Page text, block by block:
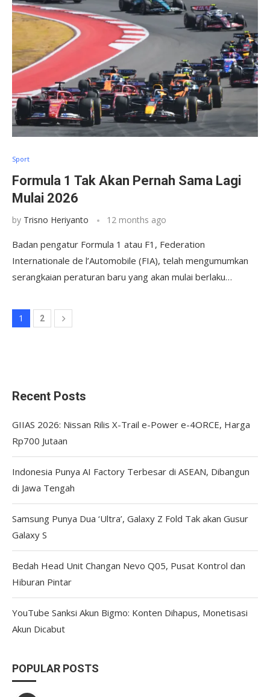
Sport
Formula 1 Tak Akan Pernah Sama Lagi
Mulai 2026
by Trisno Heriyanto 12 months ago
Badan pengatur Formula 1 atau F1, Federation
Internationale de l’Automobile (FIA), telah mengumumkan
serangkaian peraturan baru yang akan mulai berlaku…
1 2
Recent Posts
GIIAS 2026: Nissan Rilis X-Trail e-Power e-4ORCE, Harga
Rp700 Jutaan
Indonesia Punya AI Factory Terbesar di ASEAN, Dibangun
di Jawa Tengah
Samsung Punya Dua ‘Ultra’, Galaxy Z Fold Tak akan Gusur
Galaxy S
Bedah Head Unit Changan Nevo Q05, Pusat Kontrol dan
Hiburan Pintar
YouTube Sanksi Akun Bigmo: Konten Dihapus, Monetisasi
Akun Dicabut
POPULAR POSTS